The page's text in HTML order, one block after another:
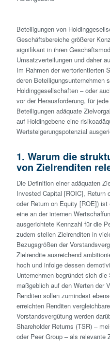
Beteiligungen von
Geschäftsbereiche größerer
signifikant in ihren
Umsatzverteilungen und daher
Im Rahmen der wertorientierten
deren Beteiligungsunternehmen
Holding­gesellschaften – oder
vor der Herausforderung, für
Beteiligungen adäquate
auf Holdingebene eine
Wertsteigerungspotenzial
1. Warum die
von Zielrenditen
Die Definition einer adäquaten
Invested Capital [ROIC], Return
oder Return on Equity [ROE])
eine an der internen
ausgerichtete Kennzahl für die
zudem stellen Zielrenditen in
Bezugsgrößen der
Zielrendite ausreichend
hoch und infolge dessen
Unternehmen begründet sich
maßgeblich auf den Werten der
Renditen sollen zumindest
erreichten Renditen
Vorstands­vergütung werden
Shareholder Returns (TSR) –
oder Peer Group – als relevante